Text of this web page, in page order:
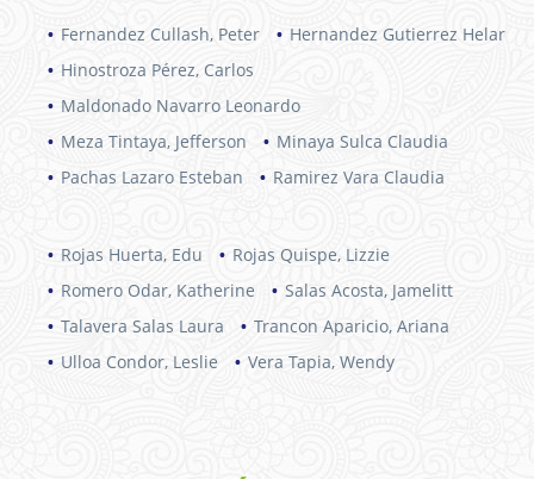
Fernandez Cullash, Peter
Hernandez Gutierrez Helar
Hinostroza Pérez, Carlos
Maldonado Navarro Leonardo
Meza Tintaya, Jefferson
Minaya Sulca Claudia
Pachas Lazaro Esteban
Ramirez Vara Claudia
Rojas Huerta, Edu
Rojas Quispe, Lizzie
Romero Odar, Katherine
Salas Acosta, Jamelitt
Talavera Salas Laura
Trancon Aparicio, Ariana
Ulloa Condor, Leslie
Vera Tapia, Wendy